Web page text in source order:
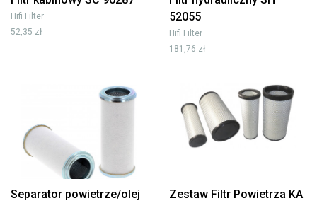
Hifi Filter
52,35 zł
52055
Hifi Filter
181,76 zł
Separator powietrze/olej
Zestaw Filtr Powietrza KA